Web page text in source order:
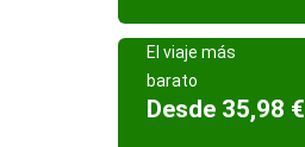
El viaje más
barato
Desde 35,98 €